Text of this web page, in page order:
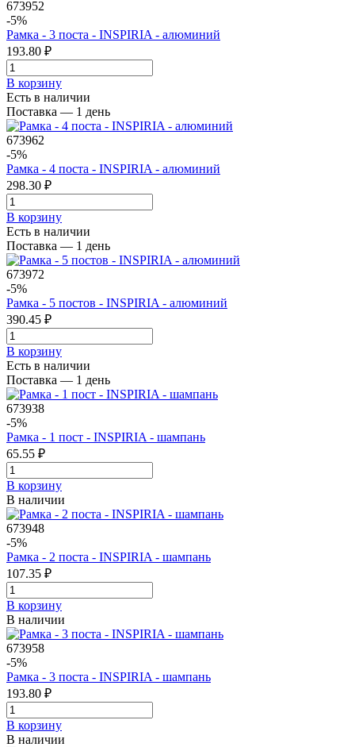
673952
-5%
Рамка - 3 поста - INSPIRIA - алюминий
193.80 ₽
В корзинy
Есть в наличии
Поставка — 1 день
673962
-5%
Рамка - 4 поста - INSPIRIA - алюминий
298.30 ₽
В корзинy
Есть в наличии
Поставка — 1 день
673972
-5%
Рамка - 5 постов - INSPIRIA - алюминий
390.45 ₽
В корзинy
Есть в наличии
Поставка — 1 день
673938
-5%
Рамка - 1 пост - INSPIRIA - шампань
65.55 ₽
В корзинy
В наличии
673948
-5%
Рамка - 2 поста - INSPIRIA - шампань
107.35 ₽
В корзинy
В наличии
673958
-5%
Рамка - 3 поста - INSPIRIA - шампань
193.80 ₽
В корзинy
В наличии